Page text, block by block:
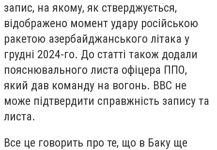
запис, на якому, як стверджується,
відображено момент удару російською
ракетою азербайджанського літака у
грудні 2024-го. До статті також додали
пояснювального листа офіцера ППО,
який дав команду на вогонь. ВВС не
може підтвердити справжність запису та
листа.
Все це говорить про те, що в Баку ще